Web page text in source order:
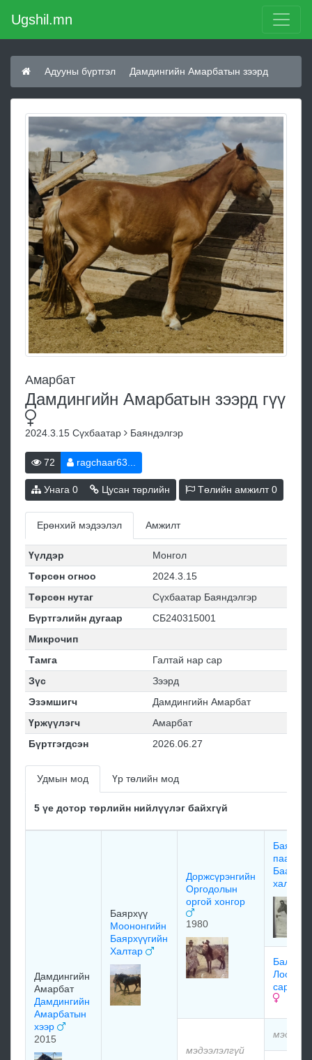
Ugshil.mn
Адууны бүртгэл Дамдингийн Амарбатын зээрд
Амарбат
Дамдингийн Амарбатын зээрд гүү
2024.3.15 Сүхбаатар Баяндэлгэр
72 ragchaar63...
Унага 0 Цусан төрлийн Төлийн амжилт0
Ерөнхий мэдээлэл Амжилт
Үүлдэр
Монгол
Төрсөн огноо
2024.3.15
Төрсөн нутаг
Сүхбаатар Баяндэлгэр
Бүртгэлийн дугаар
СБ240315001
Микрочип
Тамга
Галтай нар сар
Зүс
Зээрд
Эзэмшигч
Дамдингийн Амарбат
Үржүүлэгч
Амарбат
Бүртгэгдсэн
2026.06.27
Удмын мод Үр төлийн мод
5 үе дотор төрлийн нийлүүлэг байхгүй
Дамдингийн
Амарбат
Дамдингийн
Амарбатын
хээр
2015
Баярхүү
Моононгийн
Баярхүүгийн
Халтар
Доржсүрэнгийн
Оргодолын
оргой хонгор
1980
паагаа
халтар
Лоорийн
сарт
мэдээлэлгүй